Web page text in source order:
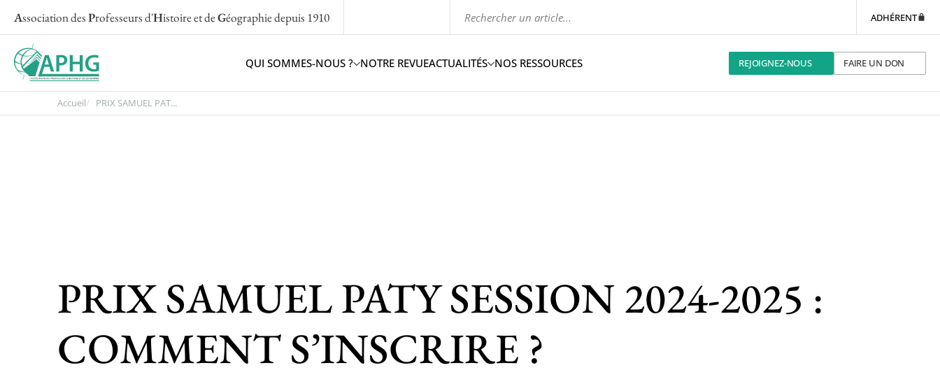
Association desProfesseurs d'Histoire et deGéographiedepuis 1910 ADHÉRENT
QUI SOMMES-NOUS ? NOTRE REVUEACTUALITÉS NOS RESSOURCES REJOIGNEZ-NOUS FAIRE UN DON
Accueil PRIX SAMUEL PAT...
PRIX SAMUEL PATY SESSION 2024-2025 :
COMMENT S’INSCRIRE ?